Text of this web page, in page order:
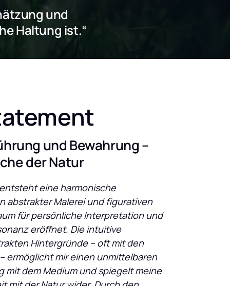
und
Haltung ist.“
und Bewahrung –
der Natur
eine harmonische
abstrakter Malerei und figurativen
für persönliche Interpretation und
eröffnet. Die intuitive
Hintergründe – oft mit den
ermöglicht mir einen unmittelbaren
mit dem Medium und spiegelt meine